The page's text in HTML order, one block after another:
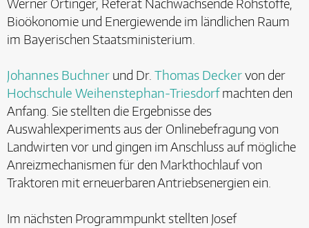
Werner Ortinger, Referat Nachwachsende Rohstoffe,
Bioökonomie und Energiewende im ländlichen Raum
im Bayerischen Staatsministerium.
Johannes Buchner und Dr. Thomas Deckervon der
Hochschule Weihenstephan-Triesdorf machten den
Anfang. Sie stellten die Ergebnisse des
Auswahlexperiments aus der Onlinebefragung von
Landwirten vor und gingen im Anschluss auf mögliche
Anreizmechanismen für den Markthochlauf von
Traktoren mit erneuerbaren Antriebsenergien ein.
Im nächsten Programmpunkt stellten Josef